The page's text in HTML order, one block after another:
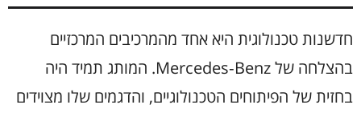
חדשנות טכנולוגית היא אחד מהמרכיבים המרכזיים
בהצלחה של Mercedes‑Benz. המותג תמיד היה
בחזית של הפיתוחים הטכנולוגיים, והדגמים שלו מצוידים